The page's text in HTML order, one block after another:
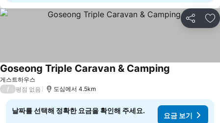
공유 즐
게스트하우스
Goseong Triple Caravan & Camping
/ 평점 없음 도심에서 4.5km
날짜를 선택해 정확한 요금을 확인해 주세요.
요금 보기